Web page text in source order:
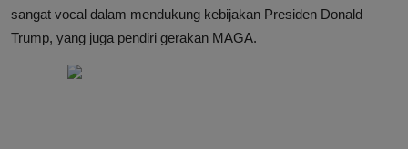
sangat vocal dalam mendukung kebijakan Presiden Donald
Trump, yang juga pendiri gerakan MAGA.